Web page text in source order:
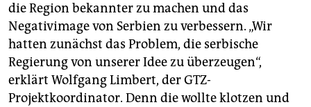
die Region bekannter zu machen und das
Negativimage von Serbien zu verbessern. „Wir
hatten zunächst das Problem, die serbische
Regierung von unserer Idee zu überzeugen“,
erklärt Wolfgang Limbert, der GTZ-
Projektkoordinator. Denn die wollte klotzen und